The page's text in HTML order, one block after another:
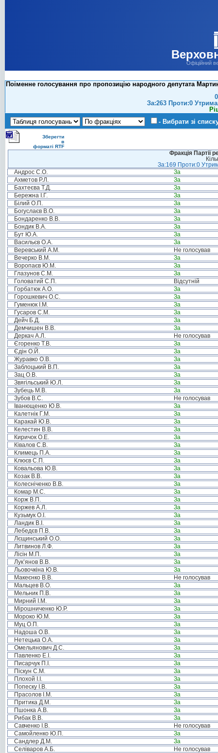
Офіційний
Поіменне голосування про пропозицію народного депутата
За:263 Проти:0
- Вибрати зі
Зберегти
в
форматі RTF
Фракція Партії
За:169 Проти:0
Андрос С.О.
За
Ахметов Р.Л.
За
Бахтеєва Т.Д.
За
Бережна І.Г.
За
Білий О.П.
За
Богуслаєв В.О.
За
Бондаренко В.В.
За
Бондик В.А.
За
Бут Ю.А.
За
Васильєв О.А.
За
Веревський А.М.
Не голосував
Вечерко В.М.
За
Воропаєв Ю.М.
За
Глазунов С.М.
За
Головатий С.П.
Відсутній
Горбатюк А.О.
За
Горошкевич О.С.
За
Гуменюк І.М.
За
Гусаров С.М.
За
Дейч Б.Д.
За
Демчишен В.В.
За
Деркач А.Л.
Не голосував
Єгоренко Т.В.
За
Єдін О.Й.
За
Журавко О.В.
За
Заблоцький В.П.
За
Зац О.В.
За
Звягільський Ю.Л.
За
Зубець М.В.
За
Зубов В.С.
Не голосував
Іванющенко Ю.В.
За
Калетнік Г.М.
За
Каракай Ю.В.
За
Келестин В.В.
За
Киричок О.Е.
За
Ківалов С.В.
За
Климець П.А.
За
Клюєв С.П.
За
Ковальова Ю.В.
За
Козак В.В.
За
Колесніченко В.В.
За
Комар М.С.
За
Корж В.П.
За
Коржев А.Л.
За
Кузьмук О.І.
За
Ландик В.І.
За
Лебедєв П.В.
За
Лєщинський О.О.
За
Литвинов Л.Ф.
За
Лісін М.П.
За
Лук’янов В.В.
За
Льовочкіна Ю.В.
За
Макеєнко В.В.
Не голосував
Мальцев В.О.
За
Мельник П.В.
За
Мирний І.М.
За
Мірошниченко Ю.Р.
За
Мороко Ю.М.
За
Муц О.П.
За
Надоша О.В.
За
Нетецька О.А.
За
Омельянович Д.С.
За
Павленко Е.І.
За
Писарчук П.І.
За
Піскун С.М.
За
Плохой І.І.
За
Попеску І.В.
За
Прасолов І.М.
За
Притика Д.М.
За
Пшонка А.В.
За
Рибак В.В.
За
Савченко І.В.
Не голосував
Самойленко Ю.П.
За
Сандлер Д.М.
За
Селіваров А.Б.
Не голосував